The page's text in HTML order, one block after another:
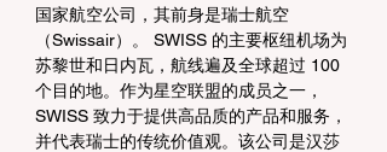
国家航空公司，其前身是瑞士航空
（Swissair）。 SWISS 的主要枢纽机场为
苏黎世和日内瓦，航线遍及全球超过 100
个目的地。作为星空联盟的成员之一，
SWISS 致力于提供高品质的产品和服务，
并代表瑞士的传统价值观。该公司是汉莎